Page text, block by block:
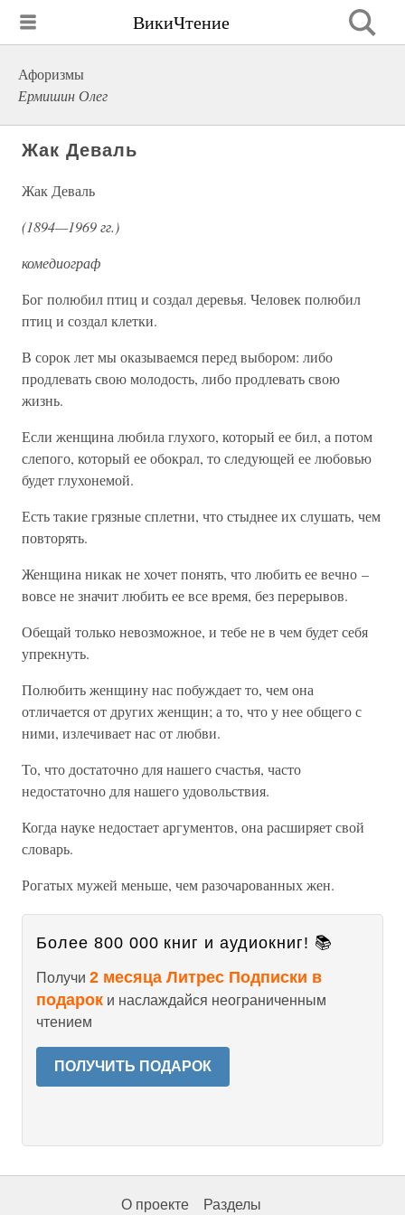
ВикиЧтение
Афоризмы
Ермишин Олег
Жак Деваль
Жак Деваль
(1894—1969 гг.)
комедиограф
Бог полюбил птиц и создал деревья. Человек полюбил
птиц и создал клетки.
В сорок лет мы оказываемся перед выбором: либо
продлевать свою молодость, либо продлевать свою
жизнь.
Если женщина любила глухого, который ее бил, а потом
слепого, который ее обокрал, то следующей ее любовью
будет глухонемой.
Есть такие грязные сплетни, что стыднее их слушать, чем
повторять.
Женщина никак не хочет понять, что любить ее вечно –
вовсе не значит любить ее все время, без перерывов.
Обещай только невозможное, и тебе не в чем будет себя
упрекнуть.
Полюбить женщину нас побуждает то, чем она
отличается от других женщин; а то, что у нее общего с
ними, излечивает нас от любви.
То, что достаточно для нашего счастья, часто
недостаточно для нашего удовольствия.
Когда науке недостает аргументов, она расширяет свой
словарь.
Рогатых мужей меньше, чем разочарованных жен.
Более 800 000 книг и аудиокниг! 📚
Получи 2 месяца Литрес Подписки в
подарок и наслаждайся неограниченным
чтением
ПОЛУЧИТЬ ПОДАРОК
О проекте Разделы